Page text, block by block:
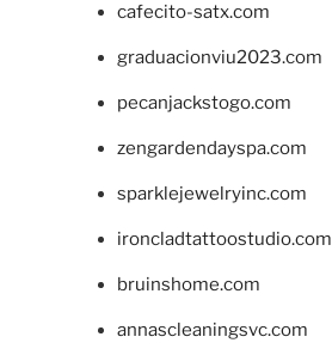
cafecito-satx.com
graduacionviu2023.com
pecanjackstogo.com
zengardendayspa.com
sparklejewelryinc.com
ironcladtattoostudio.com
bruinshome.com
annascleaningsvc.com